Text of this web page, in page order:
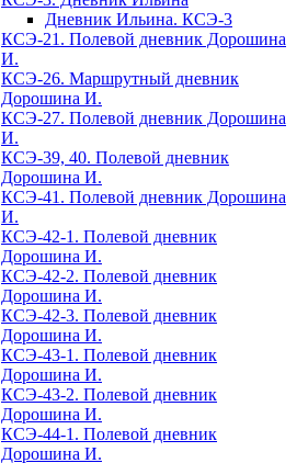
Дневник Ильина. КСЭ-3
КСЭ-21. Полевой дневник Дорошина
И.
КСЭ-26. Маршрутный дневник
Дорошина И.
КСЭ-27. Полевой дневник Дорошина
И.
КСЭ-39, 40. Полевой дневник
Дорошина И.
КСЭ-41. Полевой дневник Дорошина
И.
КСЭ-42-1. Полевой дневник
Дорошина И.
КСЭ-42-2. Полевой дневник
Дорошина И.
КСЭ-42-3. Полевой дневник
Дорошина И.
КСЭ-43-1. Полевой дневник
Дорошина И.
КСЭ-43-2. Полевой дневник
Дорошина И.
КСЭ-44-1. Полевой дневник
Дорошина И.